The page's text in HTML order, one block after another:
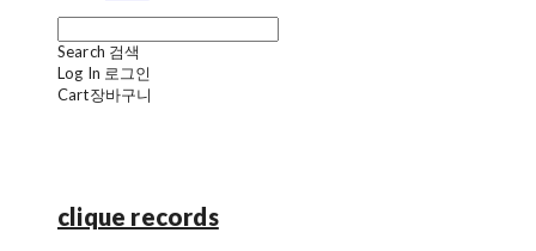
Search 검색
Log In 로그인
Cart장바구니
clique records